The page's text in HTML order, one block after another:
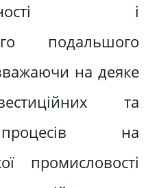
і
подальшого
на деяке
та
на
промисловості